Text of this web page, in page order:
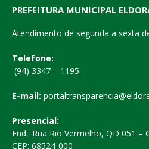
PREFEITURA MUNICIPAL
Atendimento de segunda a sexta
Telefone:
(94) 3347 – 1195
E-mail:
Presencial:
End.: Rua Rio Vermelho, QD 051 –
CEP: 68524-000